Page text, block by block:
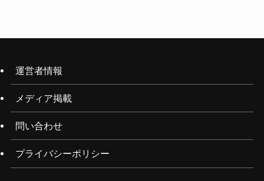
運営者情報
メディア掲載
問い合わせ
プライバシーポリシー